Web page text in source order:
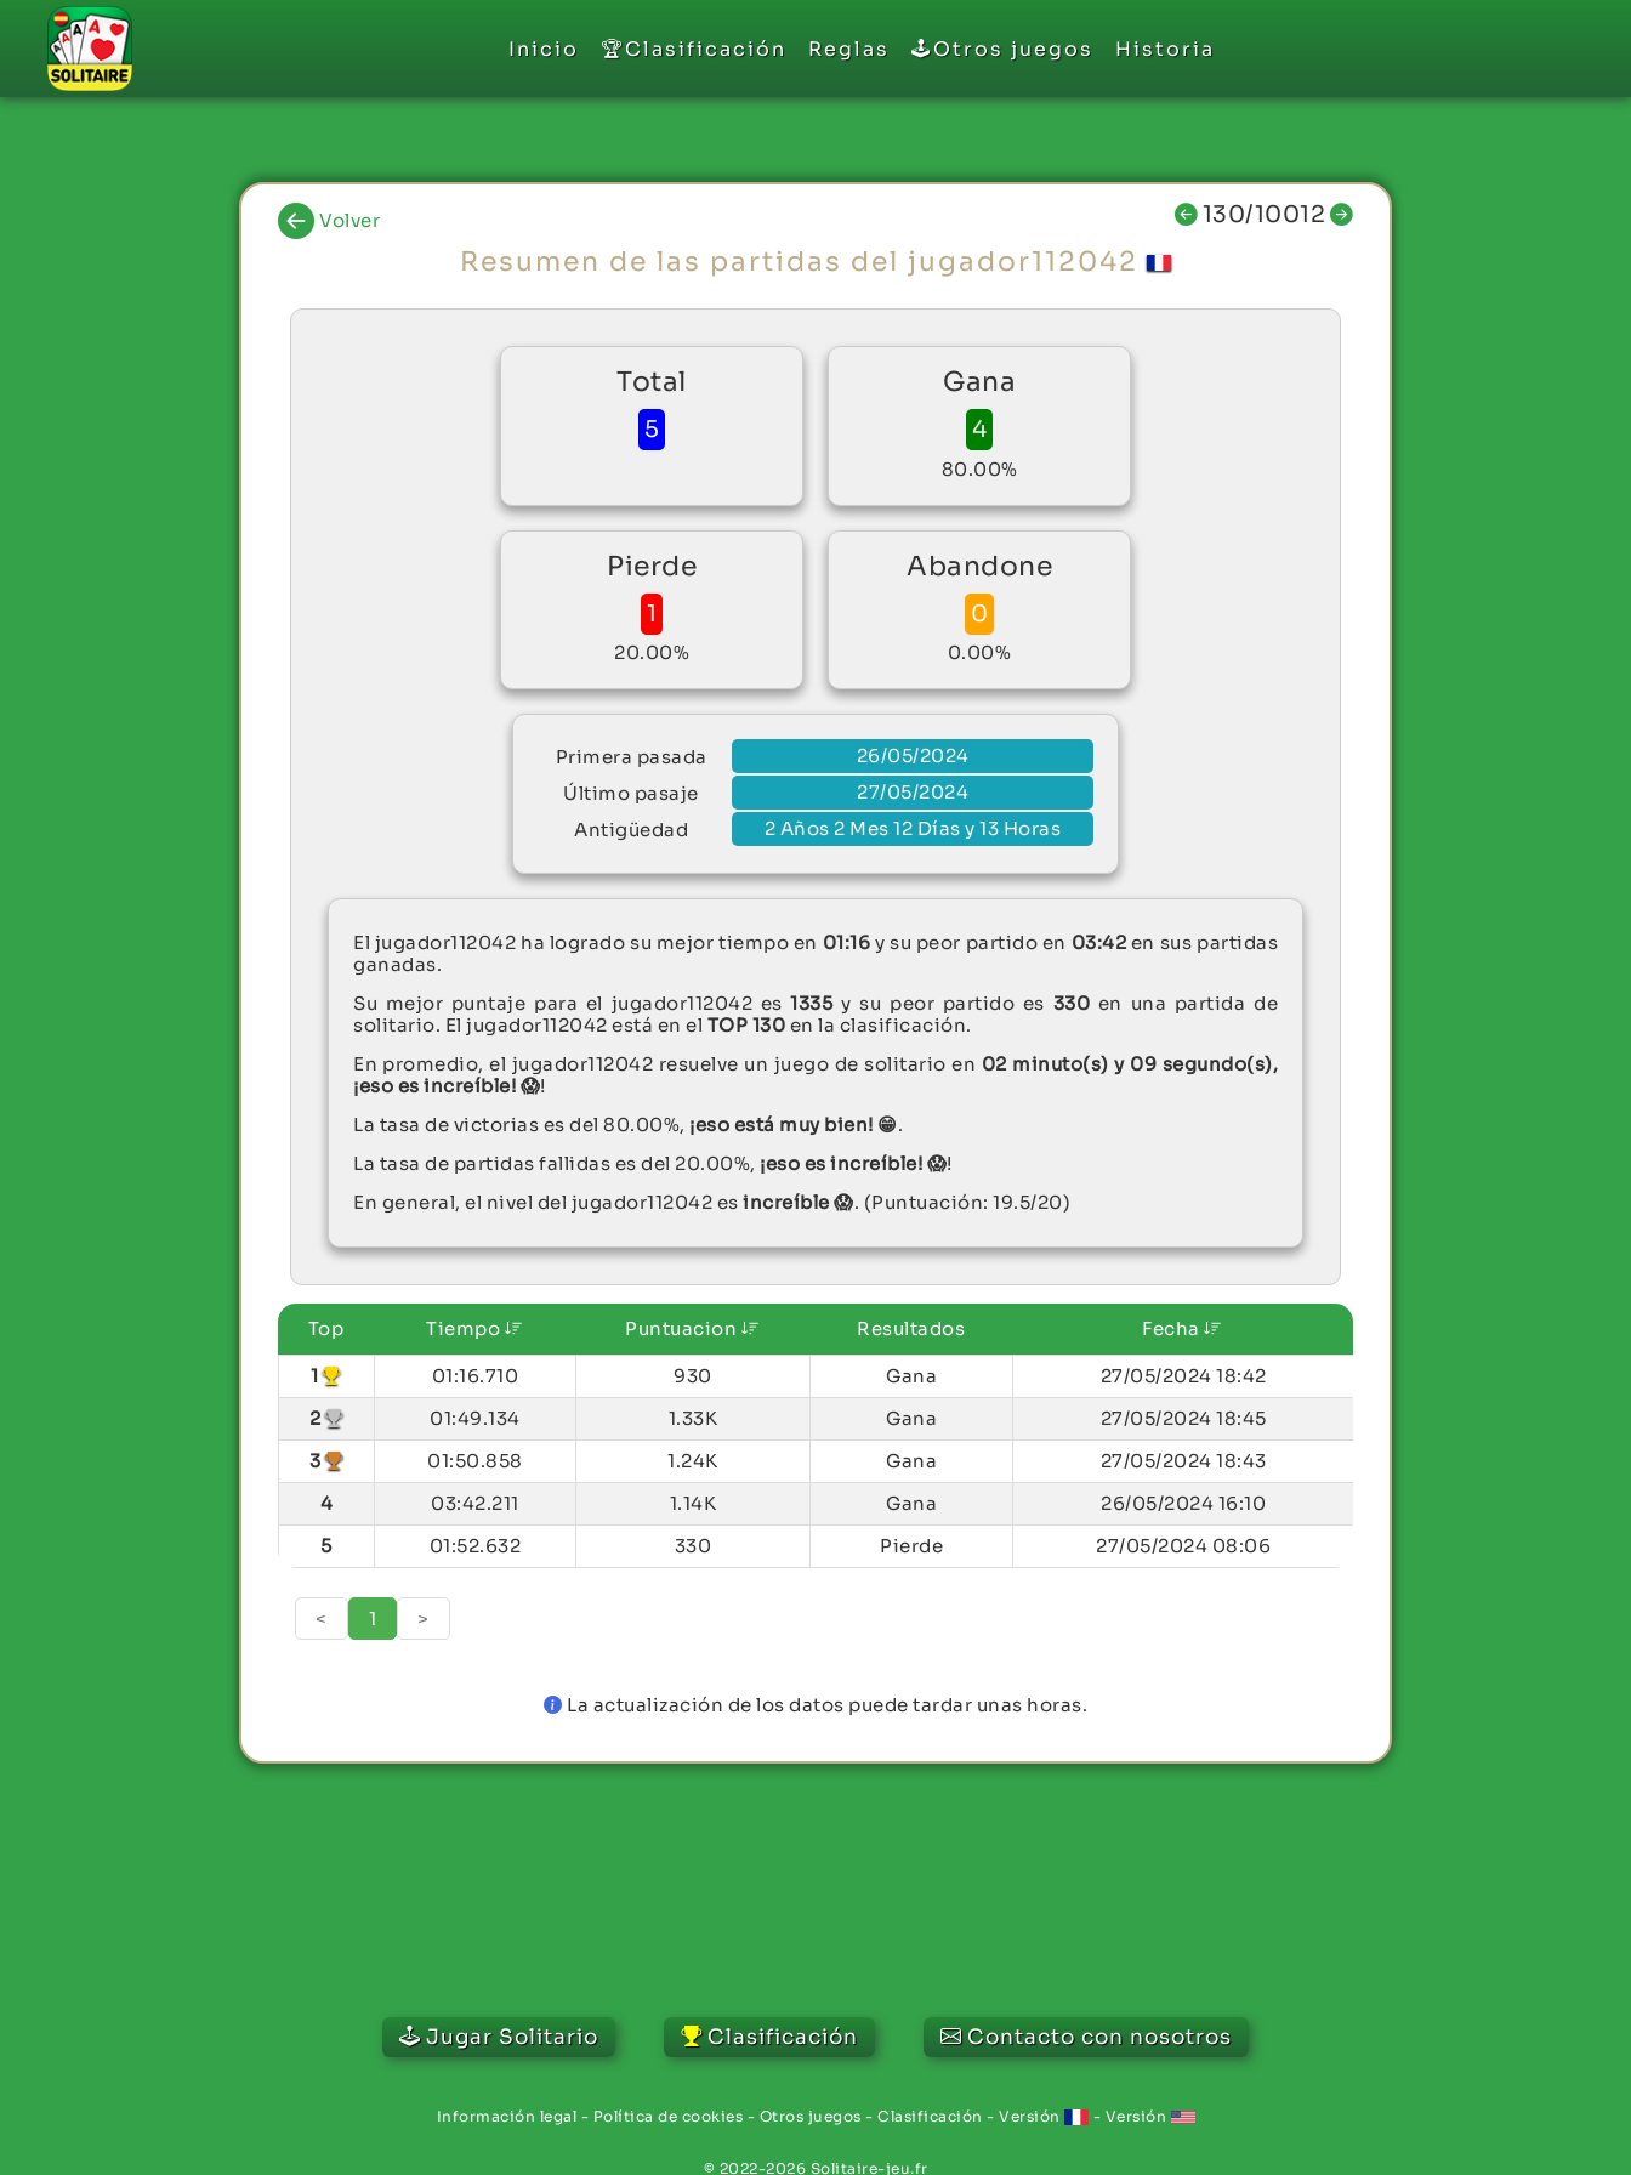
Inicio 🏆Clasificación Reglas 🕹️Otros juegos Historia
Volver 130/10012
Resumen de las partidas del jugador112042
Total
5
Gana
4
80.00%
Pierde
1
20.00%
Abandone
0
0.00%
Primera pasada
26/05/2024
Último pasaje
27/05/2024
Antigüedad
2 Años 2 Mes 12 Días y 13 Horas
El jugador112042 ha logrado su mejor tiempo en 01:16 y su peor partido en 03:42 en sus partidas
ganadas.
Su mejor puntaje para el jugador112042 es1335y su peor partido es 330 en una partida de
solitario. El jugador112042 está en el TOP 130 en la clasificación.
En promedio, el jugador112042 resuelve un juego de solitario en 02 minuto(s) y 09 segundo(s),
¡eso es increíble! 😱!
La tasa de victorias es del 80.00%, ¡eso está muy bien! 😁.
La tasa de partidas fallidas es del 20.00%, ¡eso es increíble! 😱!
En general, el nivel del jugador112042 es increíble 😱. (Puntuación: 19.5/20)
Top Tiempo Puntuacion Resultados Fecha
1 01:16.710 930 Gana
27/05/2024 18:42
2
01:49.134 1.33K Gana
27/05/2024 18:45
3
01:50.858 1.24K Gana
27/05/2024 18:43
4
03:42.211 1.14K Gana
26/05/2024 16:10
5
01:52.632 330 Pierde 27/05/2024 08:06
< 1 >
La actualización de los datos puede tardar unas horas.
Jugar Solitario Clasificación Contacto con nosotros
Información legal - Política de cookies - Otros juegos - Clasificación - Versión - Versión
© 2022-2026 Solitaire-jeu.fr